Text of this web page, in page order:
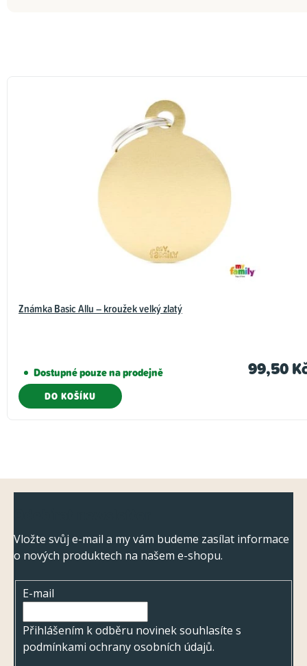
Známka Basic Allu – kroužek velký zlatý
Dostupné pouze na prodejně 99,50
DO KOŠÍKU
Vložte svůj e-mail a my vám budeme zasílat informace
o nových produktech na našem e-shopu.
E-mail
Přihlášením k odběru novinek souhlasíte s
podmínkami ochrany osobních údajů.